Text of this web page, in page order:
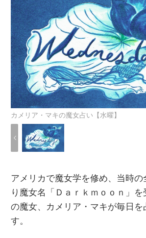
カメリア・マキの魔女占い【水曜】
アメリカで魔女学を修め、当時の
り魔女名「Ｄａｒｋｍｏｏｎ」
の魔女、カメリア・マキが毎日を
す。